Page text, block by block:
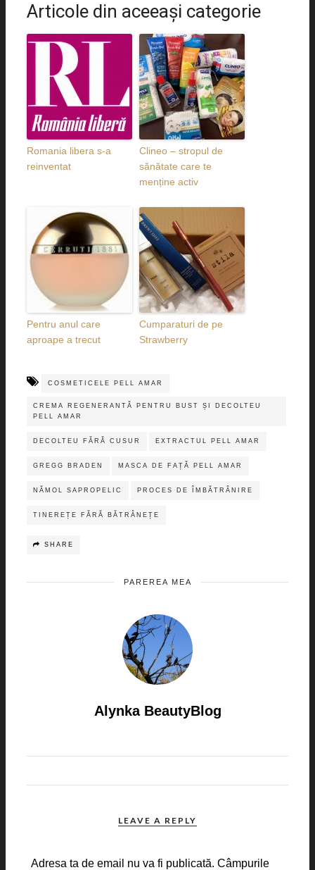
Articole din aceeaşi categorie
Romania libera s-a
reinventat
Clineo – stropul de
sănătate care te
menține activ
Pentru anul care
aproape a trecut
Cumparaturi de pe
Strawberry
COSMETICELE PELL AMAR
CREMA REGENERANTĂ PENTRU BUST ȘI DECOLTEU
PELL AMAR
DECOLTEU FĂRĂ CUSUR EXTRACTUL PELL AMAR
GREGG BRADEN MASCA DE FAȚĂ PELL AMAR
NĂMOL SAPROPELIC PROCES DE ÎMBĂTRÂNIRE
TINEREȚE FĂRĂ BĂTRÂNEȚE
SHARE
PAREREA MEA
Alynka BeautyBlog
LEAVE A REPLY
Adresa ta de email nu va fi publicată. Câmpurile